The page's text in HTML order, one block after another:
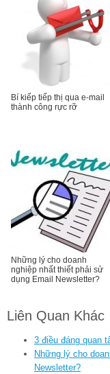
Bí kiếp tiếp thị qua e-mail
thành công rực rỡ
Những lý cho doanh
nghiệp nhất thiết phải sử
dụng Email Newsletter?
Liên Quan Khác
3 điều đáng quan
Những lý cho
Newsletter?